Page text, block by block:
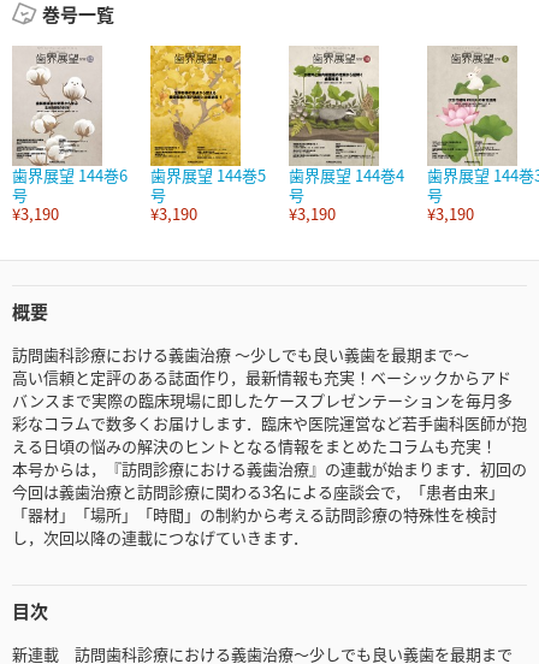
巻号一覧
歯界展望 144巻6
号
¥3,190
歯界展望 144巻5
号
¥3,190
歯界展望 144巻4
号
¥3,190
歯界展望 144巻
号
¥3,190
概要
訪問歯科診療における義歯治療 ～少しでも良い義歯を最期まで～
高い信頼と定評のある誌面作り，最新情報も充実！ベーシックからアド
バンスまで実際の臨床現場に即したケースプレゼンテーションを毎月多
彩なコラムで数多くお届けします．臨床や医院運営など若手歯科医師が抱
える日頃の悩みの解決のヒントとなる情報をまとめたコラムも充実！
本号からは，『訪問診療における義歯治療』の連載が始まります．初回の
今回は義歯治療と訪問診療に関わる3名による座談会で，「患者由来」
「器材」「場所」「時間」の制約から考える訪問診療の特殊性を検討
し，次回以降の連載につなげていきます．
目次
新連載 訪問歯科診療における義歯治療～少しでも良い義歯を最期まで